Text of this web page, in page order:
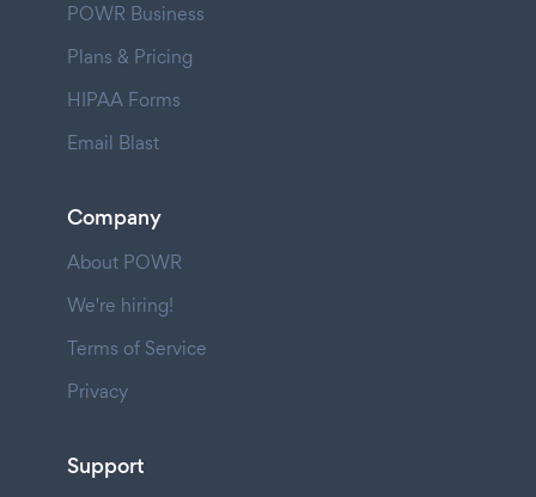
POWR Business
Plans & Pricing
HIPAA Forms
Email Blast
Company
About POWR
We're hiring!
Terms of Service
Privacy
Support